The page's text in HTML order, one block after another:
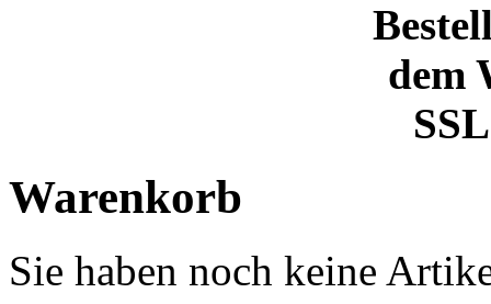
dem
Warenkorb
Sie haben noch keine